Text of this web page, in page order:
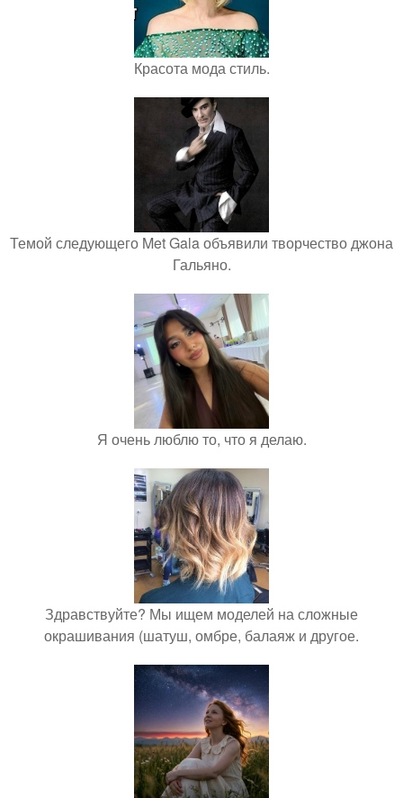
Красота мода стиль.
Темой следующего Met Gala объявили творчество джона
Гальяно.
Я очень люблю то, что я делаю.
Здравствуйте? Мы ищем моделей на сложные
окрашивания (шатуш, омбре, балаяж и другое.